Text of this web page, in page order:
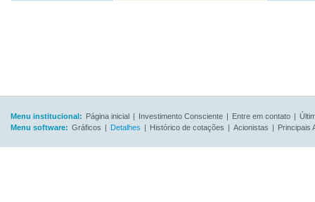
Menu institucional: Página inicial | Investimento Consciente | Entre em contato |
Menu software: Gráficos | Detalhes | Histórico de cotações | Acionistas | Principais